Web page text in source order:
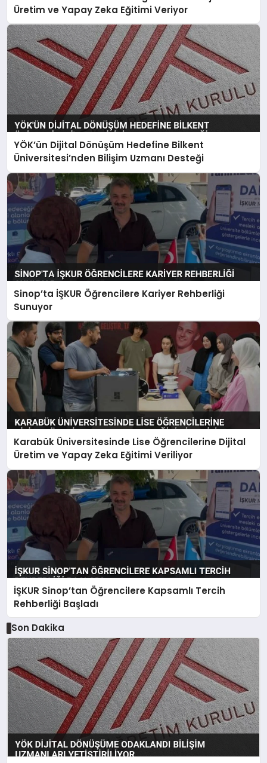
Üretim ve Yapay Zeka Eğitimi Veriyor
YÖK’ün Dijital Dönüşüm Hedefine Bilkent
Üniversitesi’nden Bilişim Uzmanı Desteği
Sinop’ta İŞKUR Öğrencilere Kariyer Rehberliği
Sunuyor
Karabük Üniversitesinde Lise Öğrencilerine Dijital
Üretim ve Yapay Zeka Eğitimi Veriliyor
İŞKUR Sinop’tan Öğrencilere Kapsamlı Tercih
Rehberliği Başladı
Son Dakika